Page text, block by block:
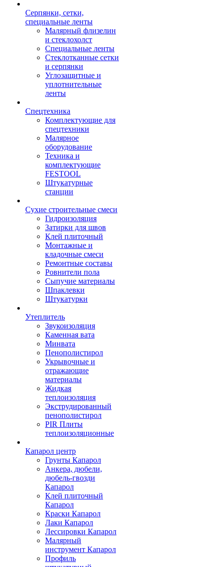
Серпянки, сетки,
специальные ленты
Малярный флизелин
и стеклохолст
Специальные ленты
Стеклотканные сетки
и серпянки
Углозащитные и
уплотнительные
ленты
Спецтехника
Комплектующие для
спецтехники
Малярное
оборудование
Техника и
комплектующие
FESTOOL
Штукатурные
станции
Сухие строительные смеси
Гидроизоляция
Затирки для швов
Клей плиточный
Монтажные и
кладочные смеси
Ремонтные составы
Ровнители пола
Сыпучие материалы
Шпаклевки
Штукатурки
Утеплитель
Звукоизоляция
Каменная вата
Минвата
Пенополистирол
Укрывочные и
отражающие
материалы
Жидкая
теплоизоляция
Экструдированный
пенополистирол
PIR Плиты
теплоизоляционные
Капарол центр
Грунты Капарол
Анкера, дюбели,
дюбель-гвозди
Капарол
Клей плиточный
Капарол
Краски Капарол
Лаки Капарол
Лессировки Капарол
Малярный
инструмент Капарол
Профиль